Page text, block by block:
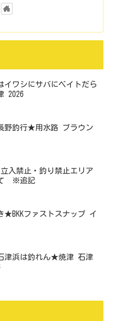
イワシにサバにベイトだら
2026
野釣行★用水路 ブラウン
入禁止・釣り禁止エリア
※追記
★BKKファストスナップ イ
津浜は釣れん★焼津 石津